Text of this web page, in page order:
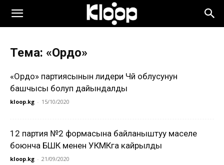
Тема: «Ордо»
«Ордо» партиясынын лидери Чүй облусунун
башчысы болуп дайындалды
kloop.kg - 15/10/2020
12 партия №2 формасына байланыштуу маселе
боюнча БШК менен УКМКга кайрылды
kloop.kg - 21/09/2020